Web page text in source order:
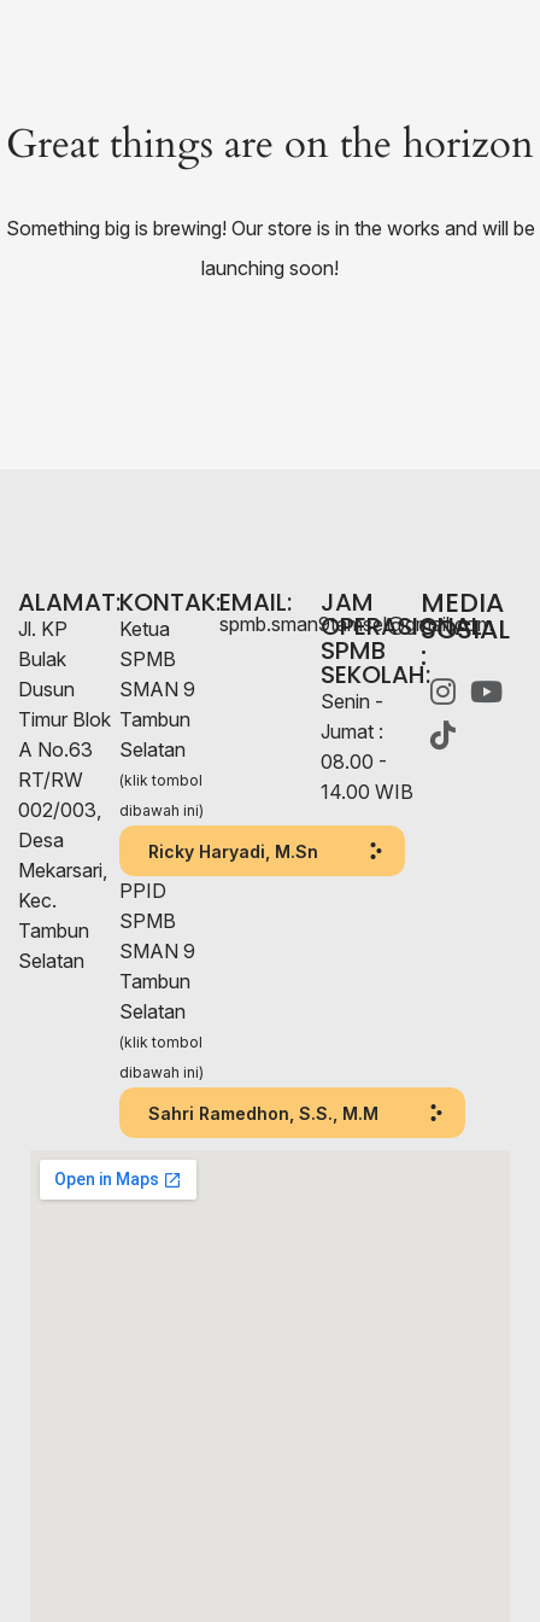
Great things are on the horizon
Something big is brewing! Our store is in the works and will be
launching soon!
ALAMAT:
Jl. KP
Bulak
Dusun
Timur Blok
A No.63
RT/RW
002/003,
Desa
Mekarsari,
Kec.
Tambun
Selatan
KONTAK:
Ketua
SPMB
SMAN 9
Tambun
Selatan
(klik tombol
dibawah ini)
Ricky Haryadi, M.Sn
PPID
SPMB
SMAN 9
Tambun
Selatan
(klik tombol
dibawah ini)
Sahri Ramedhon, S.S., M.M
EMAIL:
spmb.sman9tamsel@gmail.com
JAM
OPERASIONAL
SPMB
SEKOLAH:
Senin -
Jumat :
08.00 -
14.00 WIB
MEDIA
SOSIAL
: